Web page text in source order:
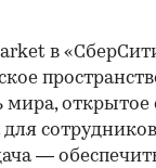
в
мира, открытое
для
—